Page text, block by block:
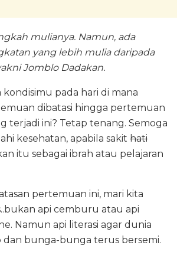
mulianya. Namun, ada
yang lebih mulia daripada
Jomblo Dadakan.
kondisimu pada hari di mana
dibatasi hingga pertemuan
terjadi ini? Tetap tenang. Semoga
kesehatan, apabila sakit hati
itu sebagai ibrah atau pelajaran
pertemuan ini, mari kita
api cemburu atau api
Namun api literasi agar dunia
dan bunga-bunga terus bersemi.